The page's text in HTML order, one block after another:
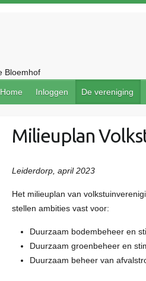
Home Inloggen De vereniging
Milieuplan
Leiderdorp, april 2023
Het milieuplan van
stellen ambities vast voor:
Duurzaam bodembeheer en
Duurzaam groenbeheer en
Duurzaam beheer van